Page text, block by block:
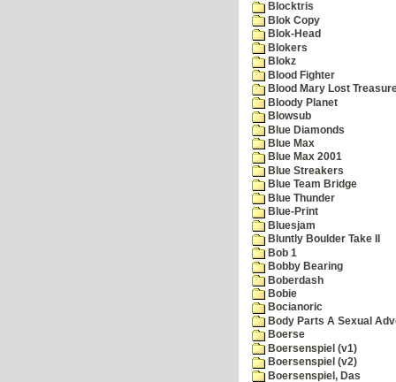
Blocktris
Blok Copy
Blok-Head
Blokers
Blokz
Blood Fighter
Blood Mary Lost
Bloody Planet
Blowsub
Blue Diamonds
Blue Max
Blue Max 2001
Blue Streakers
Blue Team Bridge
Blue Thunder
Blue-Print
Bluesjam
Bluntly Boulder Take II
Bob 1
Bobby Bearing
Boberdash
Bobie
Bocianoric
Body Parts A Sexual
Boerse
Boersenspiel (v1)
Boersenspiel (v2)
Boersenspiel, Das